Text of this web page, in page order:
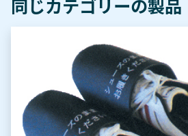
同じカテゴリーの製品